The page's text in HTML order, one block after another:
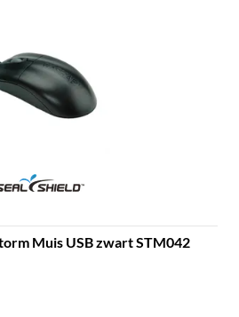
Muis USB zwart STM042